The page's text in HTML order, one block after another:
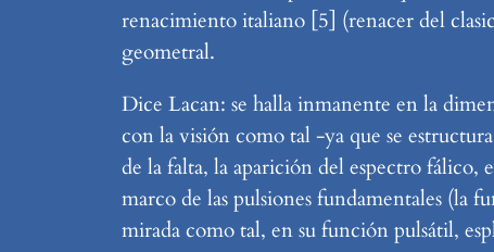
renacimiento italiano [5] (renacer del
geometral.
Dice Lacan: se halla inmanente en la
con la visión como tal -ya que se
de la falta, la aparición del espectro fálico,
marco de las pulsiones fundamentales (la
mirada como tal, en su función pulsátil,